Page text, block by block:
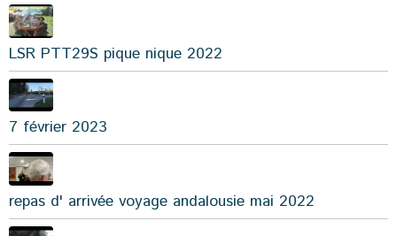
LSR PTT29S pique nique 2022
7 février 2023
repas d' arrivée voyage andalousie mai 2022